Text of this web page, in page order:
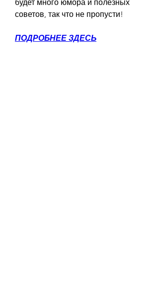
будет много юмора и полезных
советов, так что не пропусти!
ПОДРОБНЕЕ ЗДЕСЬ